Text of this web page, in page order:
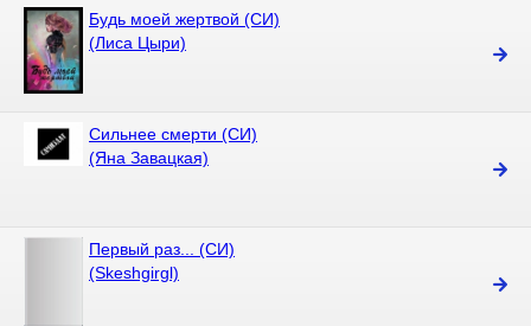
Будь моей жертвой (СИ)
(Лиса Цыри)
Сильнее смерти (СИ)
(Яна Завацкая)
Первый раз... (СИ)
(Skeshgirgl)